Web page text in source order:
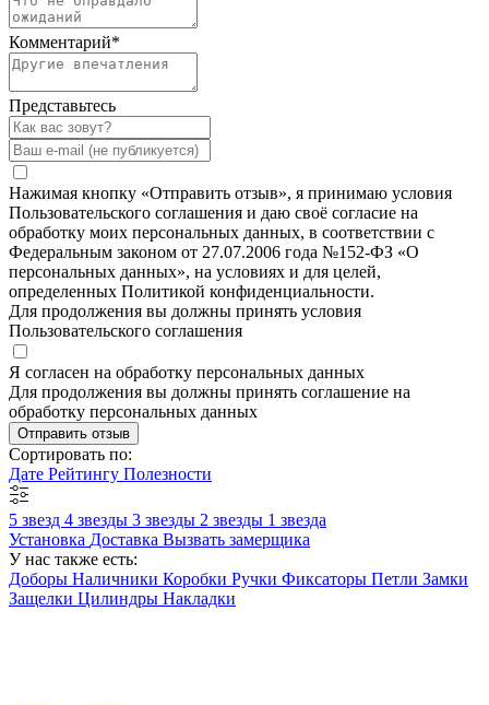
Комментарий*
Представьтесь
Нажимая кнопку «Отправить отзыв», я принимаю условия
Пользовательского соглашения и даю своё согласие на
обработку моих персональных данных, в соответствии с
Федеральным законом от 27.07.2006 года №152-ФЗ «О
персональных данных», на условиях и для целей,
определенных Политикой конфиденциальности.
Для продолжения вы должны принять условия
Пользовательского соглашения
Я согласен на обработку персональных данных
Для продолжения вы должны принять соглашение на
обработку персональных данных
Отправить отзыв
Сортировать по:
Дате Рейтингу Полезности
5 звезд 4 звезды 3 звезды 2 звезды 1 звезда
Установка Доставка Вызвать замерщика
У нас также есть:
Доборы Наличники Коробки Ручки Фиксаторы Петли Замки
Защелки Цилиндры Накладки